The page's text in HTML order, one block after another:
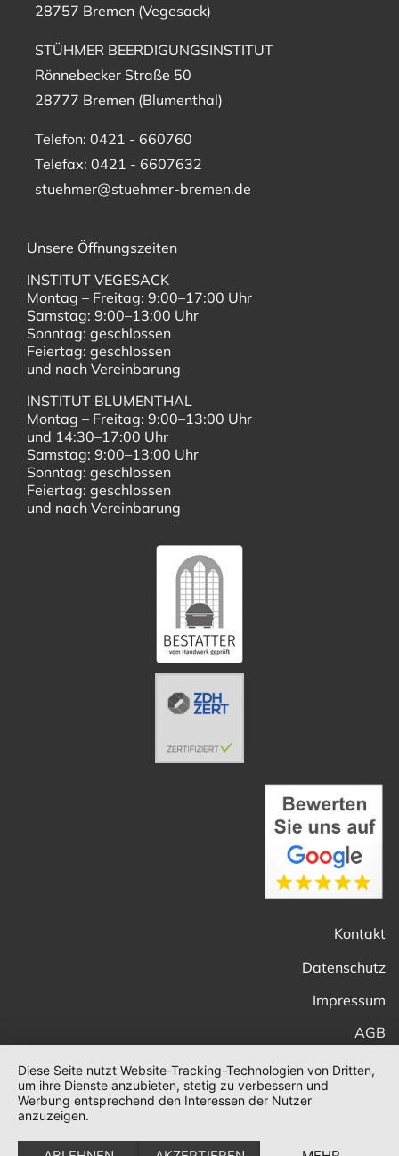
28757 Bremen (Vegesack)
STÜHMER BEERDIGUNGSINSTITUT
Rönnebecker Straße 50
28777 Bremen (Blumenthal)
Telefon: 0421 - 660760
Telefax: 0421 - 6607632
stuehmer@stuehmer-bremen.de
Unsere Öffnungszeiten
INSTITUT VEGESACK
Montag – Freitag: 9:00–17:00 Uhr
Samstag: 9:00–13:00 Uhr
Sonntag: geschlossen
Feiertag: geschlossen
und nach Vereinbarung
INSTITUT BLUMENTHAL
Montag – Freitag: 9:00–13:00 Uhr
und 14:30–17:00 Uhr
Samstag: 9:00–13:00 Uhr
Sonntag: geschlossen
Feiertag: geschlossen
und nach Vereinbarung
Kontakt
Datenschutz
Impressum
AGB
Diese Seite nutzt Website-Tracking-Technologien von Dritten,
um ihre Dienste anzubieten, stetig zu verbessern und
Werbung entsprechend den Interessen der Nutzer
anzuzeigen.